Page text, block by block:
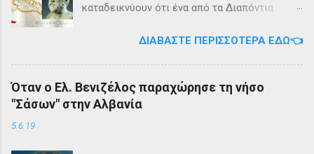
καταδεικνύουν ότι ένα από τα Διαπόντια
γνωστό με την ονομασία Ωγυγία ή «Νησί της
τη τοπική μυθιστορία των Διαποντίων Νήσων
που αναφέρει ότι κατά την αρχαιότητα οι
ΔΙΑΒΆΣΤΕ ΠΕΡΙΣΣΌΤΕΡΑ ΕΔΏ👈
Όταν ο Ελ. Βενιζέλος παραχώρησε τη νήσο
"Σάσων" στην Αλβανία
5.6.19